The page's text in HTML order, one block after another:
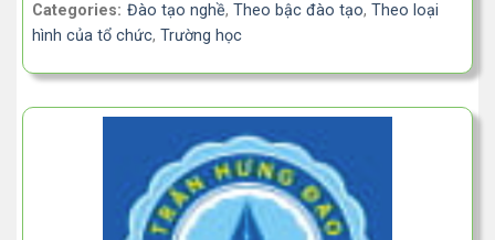
Categories: Đào tạo nghề, Theo bậc đào tạo, Theo loại
hình của tổ chức, Trường học